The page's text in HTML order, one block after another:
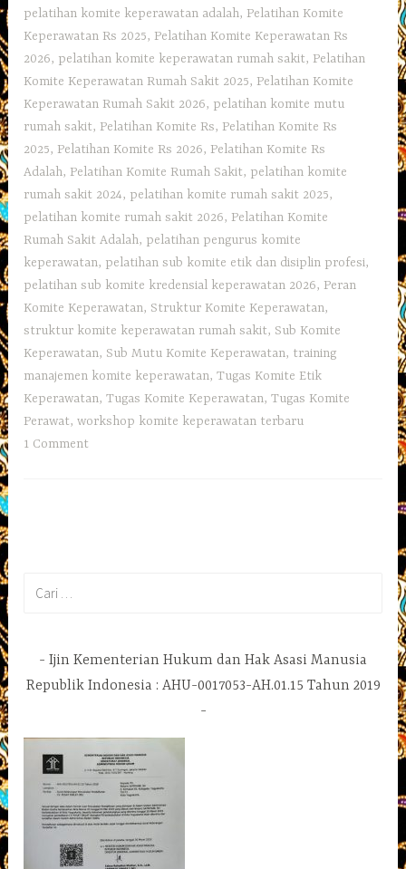
pelatihan komite keperawatan adalah, Pelatihan Komite
Keperawatan Rs 2025, Pelatihan Komite Keperawatan Rs
2026, pelatihan komite keperawatan rumah sakit, Pelatihan
Komite Keperawatan Rumah Sakit 2025, Pelatihan Komite
Keperawatan Rumah Sakit 2026, pelatihan komite mutu
rumah sakit, Pelatihan Komite Rs, Pelatihan Komite Rs
2025, Pelatihan Komite Rs 2026, Pelatihan Komite Rs
Adalah, Pelatihan Komite Rumah Sakit, pelatihan komite
rumah sakit 2024, pelatihan komite rumah sakit 2025,
pelatihan komite rumah sakit 2026, Pelatihan Komite
Rumah Sakit Adalah, pelatihan pengurus komite
keperawatan, pelatihan sub komite etik dan disiplin profesi,
pelatihan sub komite kredensial keperawatan 2026, Peran
Komite Keperawatan, Struktur Komite Keperawatan,
struktur komite keperawatan rumah sakit, Sub Komite
Keperawatan, Sub Mutu Komite Keperawatan, training
manajemen komite keperawatan,Tugas Komite Etik
Keperawatan,Tugas Komite Keperawatan,Tugas Komite
Perawat,workshop komite keperawatan terbaru
1 Comment
Ijin Kementerian Hukum dan Hak Asasi Manusia
Republik Indonesia : AHU-0017053-AH.01.15 Tahun 2019